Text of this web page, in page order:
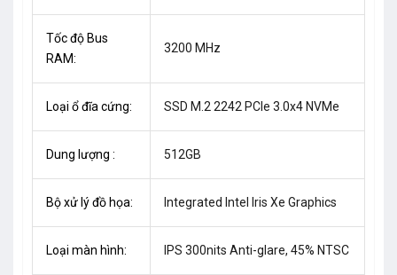
Tốc độ Bus
RAM:
3200 MHz
Loại ổ đĩa cứng: SSD M.2 2242 PCIe 3.0x4 NVMe
Dung lượng : 512GB
Bộ xử lý đồ họa: Integrated Intel Iris Xe Graphics
Loại màn hình: IPS 300nits Anti-glare, 45% NTSC